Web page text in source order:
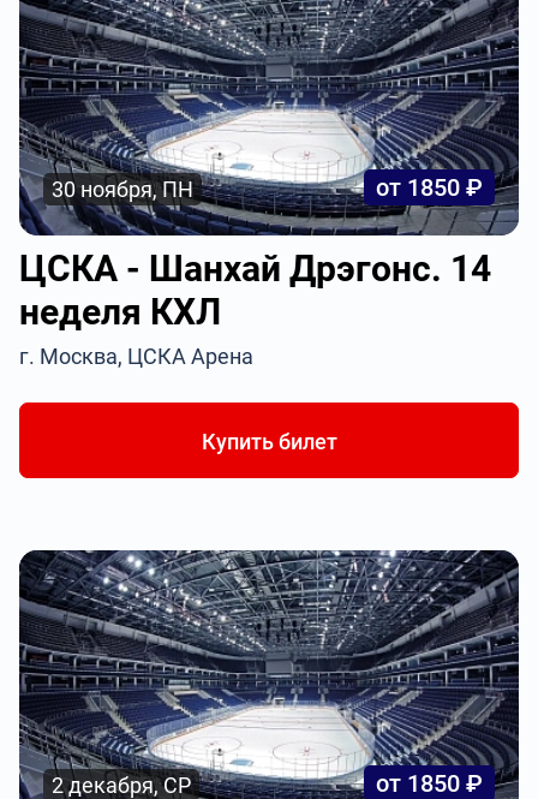
30 ноября, ПН от 1850 ₽
ЦСКА - Шанхай Дрэгонс. 14
неделя КХЛ
г. Москва, ЦСКА Арена
Купить билет
2 декабря, СР от 1850 ₽